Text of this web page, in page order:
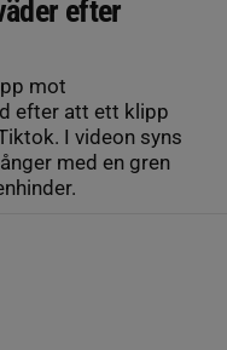
efter
mot
efter att ett klipp
I videon syns
med en gren